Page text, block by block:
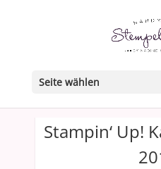
Seite wählen
Stampin‘ Up!